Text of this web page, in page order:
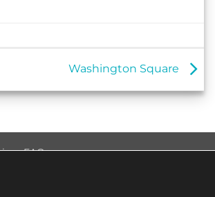
Washington Square
·FAQs